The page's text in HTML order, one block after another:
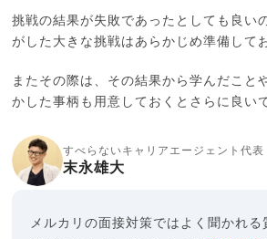
挑戦の結果が失敗であったとしても良い
がした大きな挑戦はあらかじめ準備して
またその際は、その結果から学んだこと
かした事柄も用意しておくとさらに良い
すべらないキャリアエージェント代表
末永雄大
メルカリの面接対策ではよく聞かれる